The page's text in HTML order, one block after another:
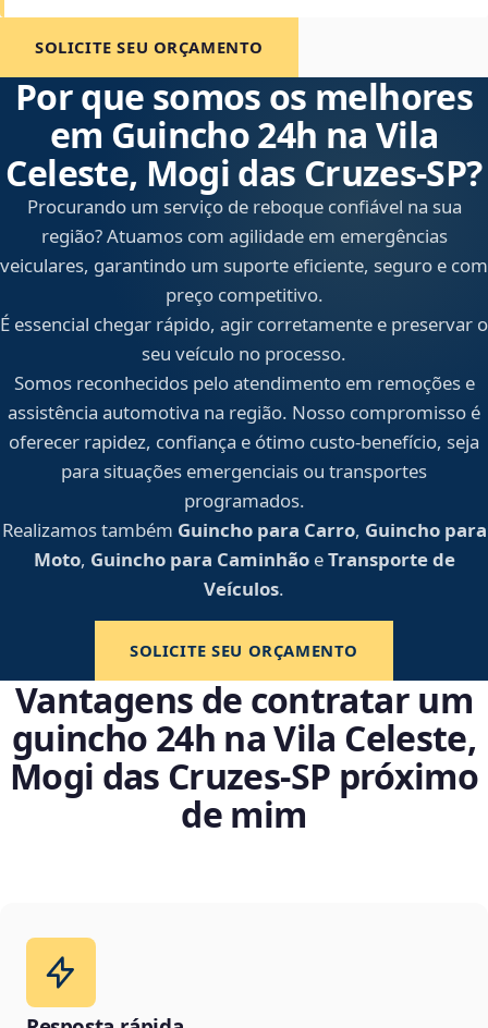
SOLICITE SEU ORÇAMENTO
Por que somos os melhores
em Guincho 24h na Vila
Celeste, Mogi das Cruzes‑SP?
Procurando um serviço de reboque confiável na sua
região? Atuamos com agilidade em emergências
veiculares, garantindo um suporte eficiente, seguro e com
preço competitivo.
É essencial chegar rápido, agir corretamente e preservar o
seu veículo no processo.
Somos reconhecidos pelo atendimento em remoções e
assistência automotiva na região. Nosso compromisso é
oferecer rapidez, confiança e ótimo custo-benefício, seja
para situações emergenciais ou transportes
programados.
Realizamos também Guincho para Carro, Guincho para
Moto, Guincho para CaminhãoeTransporte de
Veículos.
SOLICITE SEU ORÇAMENTO
Vantagens de contratar um
guincho 24h na Vila Celeste,
Mogi das Cruzes‑SP próximo
de mim